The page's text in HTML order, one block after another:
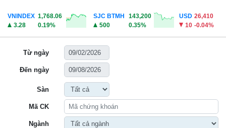
VNINDEX 1,768.06
3.28
0.19%
SJC BTMH
143,200
500
0.35%
USD 26,410
10 -0.04%
Từ ngày
Đến ngày
Sàn
Mã CK
Ngành